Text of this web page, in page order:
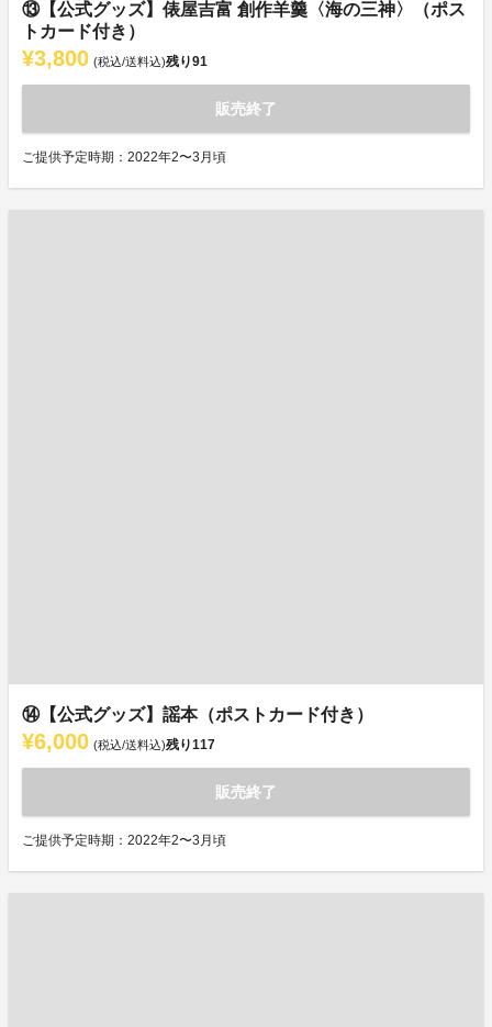
⑬【公式グッズ】俵屋吉富 創作羊羹〈海の三神〉（ポス
トカード付き）
¥3,800 (税込/送料込)残り91
販売終了
ご提供予定時期：2022年2〜3月頃
⑭【公式グッズ】謡本（ポストカード付き）
¥6,000 (税込/送料込)残り117
販売終了
ご提供予定時期：2022年2〜3月頃